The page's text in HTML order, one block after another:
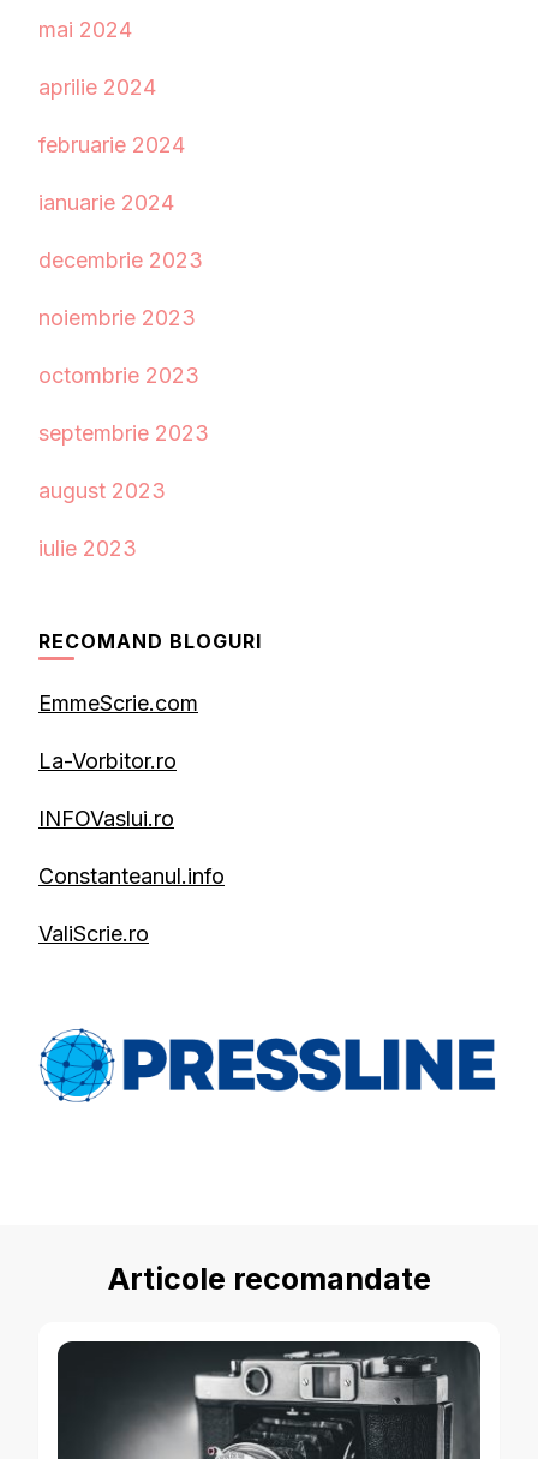
mai 2024
aprilie 2024
februarie 2024
ianuarie 2024
decembrie 2023
noiembrie 2023
octombrie 2023
septembrie 2023
august 2023
iulie 2023
RECOMAND BLOGURI
EmmeScrie.com
La-Vorbitor.ro
INFOVaslui.ro
Constanteanul.info
ValiScrie.ro
Articole recomandate